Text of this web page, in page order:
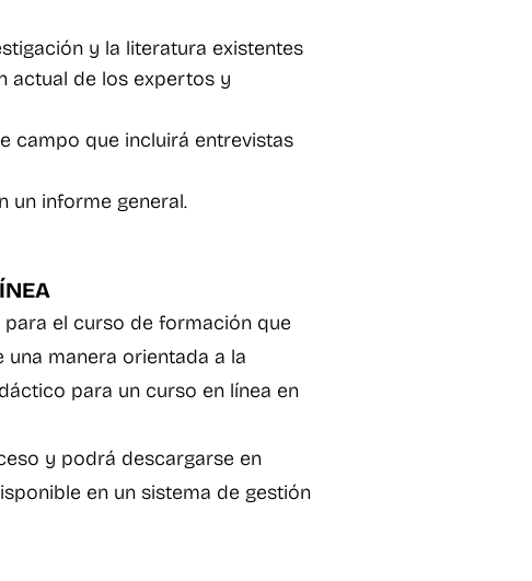
y la literatura existentes
actual de los expertos y
campo que incluirá entrevistas
un informe general.
para el curso de formación que
manera orientada a la
para un curso en línea en
y podrá descargarse en
en un sistema de gestión